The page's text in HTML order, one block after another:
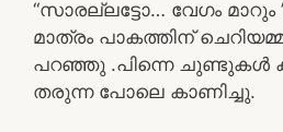
“സാരല്ലട്ടോ… വേഗം
മാത്രം പാകത്തിന്
പറഞ്ഞു .പിന്നെ ചുണ്ടുകൾ
തരുന്ന പോലെ കാണിച്ചു.